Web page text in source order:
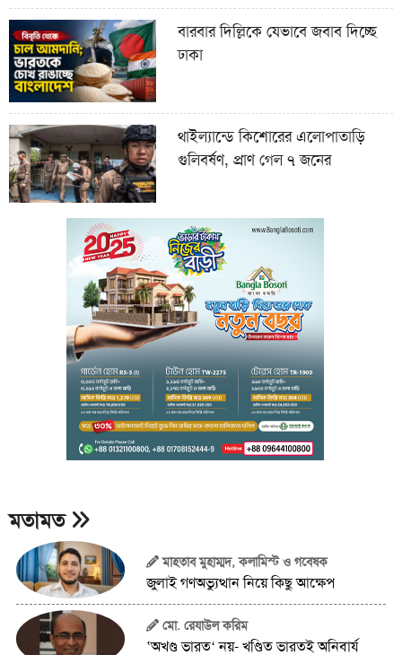
বারবার দিল্লিকে যেভাবে জবাব দিচ্ছে
ঢাকা
থাইল্যান্ডে কিশোরের এলোপাতাড়ি
গুলিবর্ষণ, প্রাণ গেল ৭ জনের
মতামত
মাহতাব মুহাম্মদ, কলামিস্ট ও গবেষক
জুলাই গণঅভ্যুত্থান নিয়ে কিছু আক্ষেপ
মো. রেযাউল করিম
‛অখণ্ড ভারত‘ নয়- খণ্ডিত ভারতই অনিবার্য